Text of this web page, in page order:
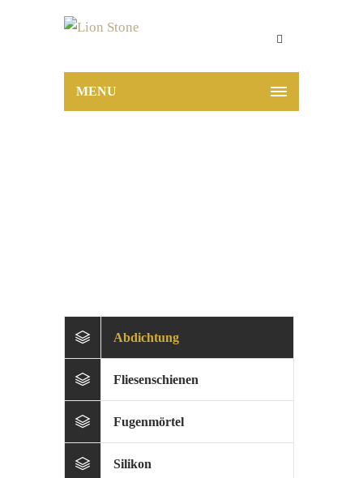
MENU
Abdichtung
Fliesenschienen
Fugenmörtel
Silikon